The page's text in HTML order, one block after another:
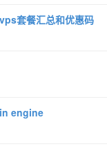
套餐汇总和优惠码
engine